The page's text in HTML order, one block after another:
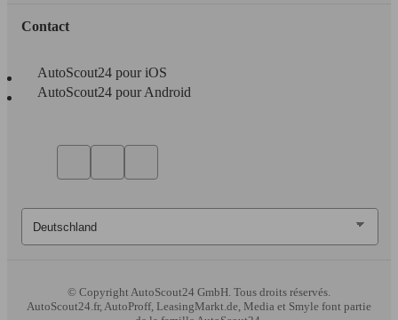
Contact
AutoScout24 pour iOS
AutoScout24 pour Android
© CopyrightAutoScout24 GmbH. Tous droits réservés.
AutoScout24.fr, AutoProff, LeasingMarkt.de, Media et Smyle font partie